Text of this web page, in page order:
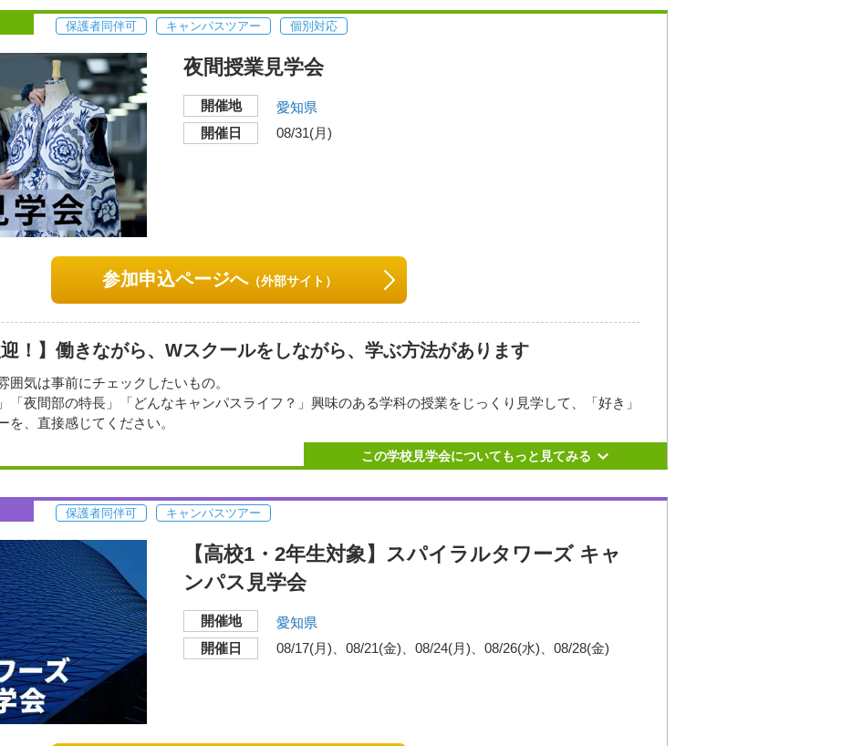
08月22日（土）11:00～15:30（受付
）
2026年08月25日（火） 11:00～15:30（受付
月29日（土）10:00～13:00（受付9:30
愛知県名古屋市中村区名駅4-27-1
交通機関・最寄り駅
名古屋駅前、徒歩3分。
JR・地下鉄・名鉄・近鉄から地下街が直結。
ションの見学を希望の方は、入学相談室へ電話またはメール・LINEで問合せください。
間前まで』に申込みください。
合など時間調整が必要になった場合は、入学相談室より連絡します。
室）
保護者同伴可 キャンパスツアー 個別対応
夜間授業見学会
開催地
愛知県
開催日
08/31(月)
参加申込ページへ（外部サイト）
迎！】働きながら、Wスクールをしながら、学ぶ方法があります
気は事前にチェックしたいもの。
「夜間部の特長」「どんなキャンパスライフ？」興味のある学科の授業をじっくり見学して、「好き」
を、直接感じてください。
」対象のコースもあります！社会人、既卒者も体感してみてください。
月31日（月） 18:30～20:00（受付18:15～）
総合校舎 モード学園 スパイラルタワーズ
開催地
〒450-0002
この学校見学会についてもっと見てみる
保護者同伴可 キャンパスツアー
【高校1・2年生対象】スパイラルタワーズ キャ
ンパス見学会
開催地
愛知県
開催日
08/17(月) 08/21(金) 08/24(月) 08/26(水) 08/28(金)